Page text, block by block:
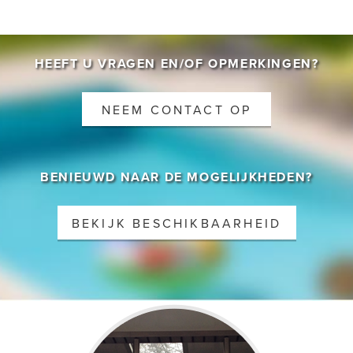
HEEFT U VRAGEN EN/OF OPMERKINGEN?
NEEM CONTACT OP
BENIEUWD NAAR DE MOGELIJKHEDEN?
BEKIJK BESCHIKBAARHEID